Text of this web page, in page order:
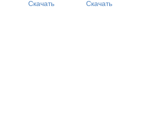
Скачать Скачать